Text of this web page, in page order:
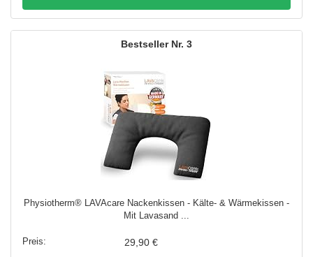
3
Physiotherm® LAVAcare Nackenkissen - Kälte- & Wärmekissen -
Mit Lavasand ...
29,90 €